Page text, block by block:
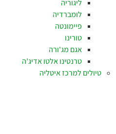
ליגוריה
לומברדיה
פיימונטה
טורינו
אגם מג'ורה
טרנטינו אלטו אדיג'ה
טיולים למרכז איטליה